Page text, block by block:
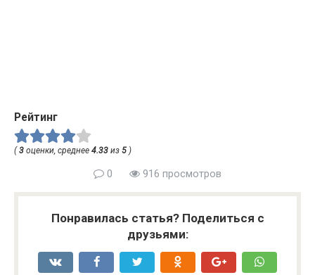
Рейтинг
( 3 оценки, среднее 4.33 из 5 )
0 916 просмотров
Понравилась статья? Поделиться с
друзьями: